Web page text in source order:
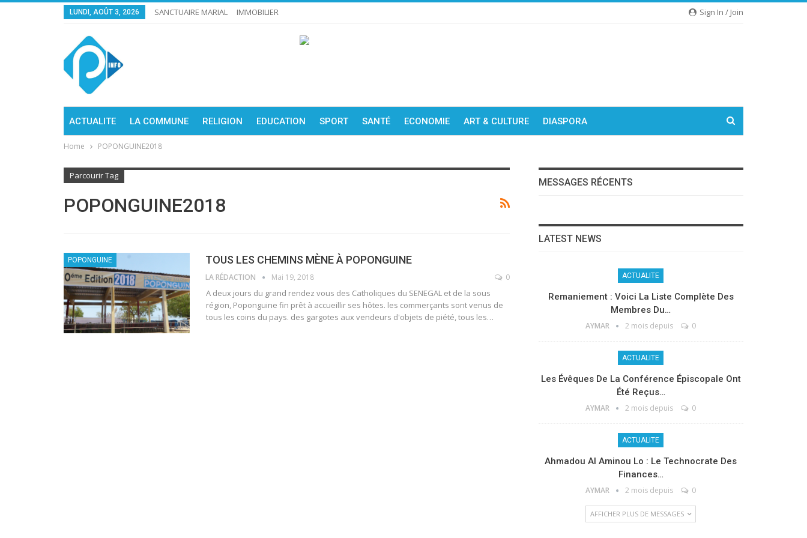
Sign In / Join
LUNDI, AOÛT 3, 2026 SANCTUAIRE MARIAL IMMOBILIER
ACTUALITE LA COMMUNE RELIGION EDUCATION SPORT SANTÉ ECONOMIE ART & CULTURE DIASPORA
Home POPONGUINE2018
Parcourir Tag
POPONGUINE2018
POPONGUINE TOUS LES CHEMINS MÈNE À POPONGUINE
LA RÉDACTION Mai 19, 2018 0
A deux jours du grand rendez vous des Catholiques du SENEGAL et de la sous
région, Poponguine fin prêt à accueillir ses hôtes. les commerçants sont venus de
tous les coins du pays. des gargotes aux vendeurs d'objets de piété, tous les…
MESSAGES RÉCENTS
LATEST NEWS
ACTUALITE
Remaniement : Voici La Liste Complète Des
Membres Du…
AYMAR 2 mois depuis 0
ACTUALITE
Les Évêques De La Conférence Épiscopale Ont
Été Reçus…
AYMAR 2 mois depuis 0
ACTUALITE
Ahmadou Al Aminou Lo : Le Technocrate Des
Finances…
AYMAR 2 mois depuis 0
AFFICHER PLUS DE MESSAGES